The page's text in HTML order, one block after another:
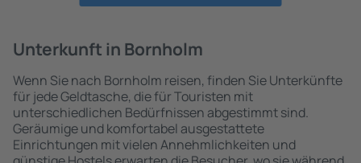
Unterkunft in Bornholm
Wenn Sie nach Bornholm reisen, finden Sie Unterkünfte
für jede Geldtasche, die für Touristen mit
unterschiedlichen Bedürfnissen abgestimmt sind.
Geräumige und komfortabel ausgestattete
Einrichtungen mit vielen Annehmlichkeiten und